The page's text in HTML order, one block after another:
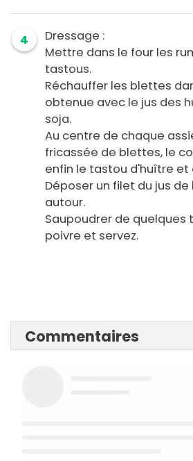
4
Dressage :
Mettre dans le four les
tastous.
Réchauffer les blettes
obtenue avec le jus des
soja.
Au centre de chaque
fricassée de blettes, le
enfin le tastou d'huître et
Déposer un filet du jus
autour.
Saupoudrer de quelques
poivre et servez.
Commentaires